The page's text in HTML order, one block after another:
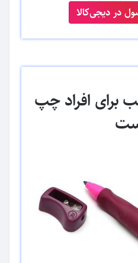
در دیجی‌کالا
برای افراد چپ